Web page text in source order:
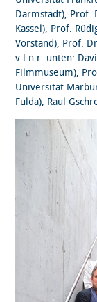
Darmstadt), Prof.
Kassel), Prof.
Vorstand), Prof.
v.l.n.r. unten:
Filmmuseum),
Universität
Fulda), Raul